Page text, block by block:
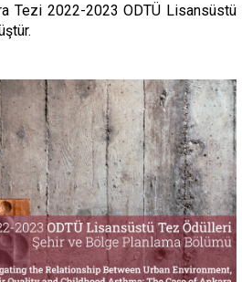
Tezi 2022-2023 ODTÜ Lisansüstü